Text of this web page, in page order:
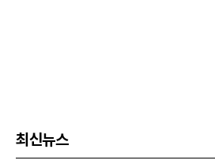
최신뉴스